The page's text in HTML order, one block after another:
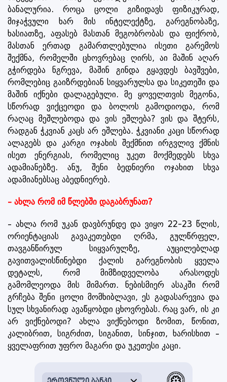
ბანალურია. როცა ცოლი გიზიდავს ფიზიკურად,
მიჯაჭვული ხარ მის ინტელექტზე, გარეგნობაზე,
ხასიათზე, აფასებ მასთან მეგობრობას და ფიქრობ,
მასთან ერთად გამართლებულია ისეთი გარემოს
შექმნა, რომელში ცხოვრებაც ღირს, აი მაშინ აღარ
გჭირდება ნგრევა, მაშინ გინდა გყავდეს ბავშვები,
რომლებიც გაიზრდებიან სიყვარულსა და სიკეთეში და
მაშინ იქნები დალაგებული. მე ყოველთვის მეგონა,
სწორად ვიქცეოდი და ბოლოს გამოდიოდა, რომ
რაღაც მეშლებოდა და ვის ეშლება? ვის და შტერს,
რადგან ჭკვიან კაცს არ ეშლება. ჭკვიანი კაცი სწორად
ალაგებს და კარგი ოჯახის შექმნით ირგვლივ ქმნის
ისეთ ენერგიას, რომელიც უკეთ მოქმედებს სხვა
ადამიანებზე. ანუ, შენი ბედნიერი ოჯახით სხვა
ადამიანებსაც აბედნიერებ.
– ახლა რომ იმ წლებში დაგაბრუნათ?
– ახლა რომ უკან დავბრუნდე და ვიყო 22-23 წლის,
ორიენტაციას გავაკეთებდი ღრმა, გულწრფელ,
თავგანწირულ სიყვარულზე, აუცილებლად
გავითვალისწინებდი ქალის გარეგნობის ყველა
დეტალს, რომ მიმზიდველობა არასოდეს
გამომლეოდა მის მიმართ. ნებისმიერ ასაკში რომ
გრჩება შენი ცოლი მომხიბლავი, ეს გადასარევია და
სულ სხვანირად ავაწყობდი ცხოვრებას. რაც ვარ, ის კი
არ ვიქნებოდი? ახლა ვიქნებოდი ზომით, წონით,
კალიბრით, სიგრძით, სიგანით, სინჯით, ხარისხით –
ყველაფრით უფრო მაგარი და უკეთესი კაცი.